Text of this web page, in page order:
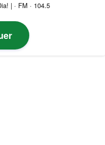
| · FM · 104.5